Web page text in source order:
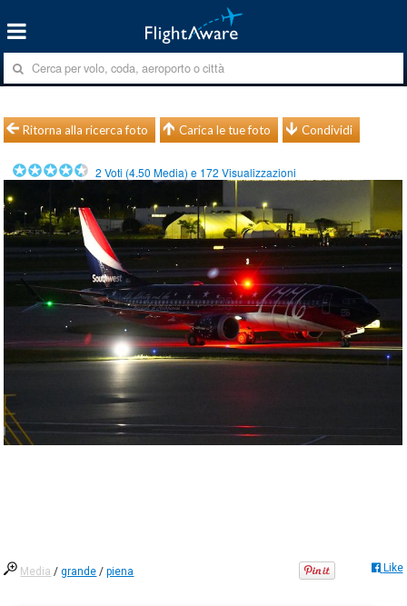
Ritorna alla ricerca foto Carica le tue foto Condividi
2 Voti (4.50 Media) e 172 Visualizzazioni
Media /grande /piena Like